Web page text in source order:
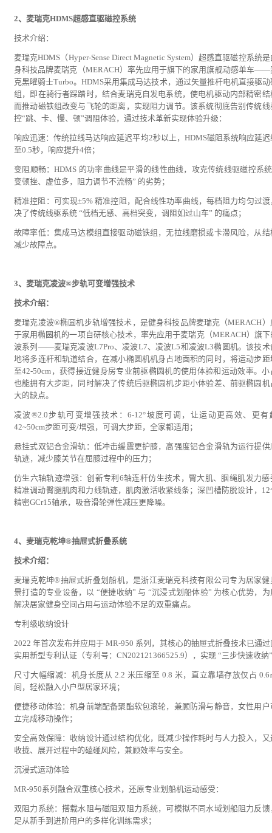
2、麦瑞克HDMS超感直驱磁控系统
技术介绍：
麦瑞克HDMS（Hyper-Sense Direct Magnetic System）超感直驱磁控系统
身科技品牌麦瑞克（MERACH）率先应用于旗下的家用旗舰动感单车——
克黑曜骑士Turbo。HDMS采用集成马达技术，通过矢量推杆电机直接驱动
组，即在骑行者踩踏时，结合麦瑞克自发电系统，使电机驱动内部精密结
而推动磁铁组改变与飞轮的距离，实现阻力调节。该系统彻底告别传统线
控“跳、卡、慢、顿”调阻体验，通过技术革新实现体验升级：
响应迅速：传统拉线马达响应延迟平均2秒以上，HDMS磁阻系统响应延迟
至0.5秒，响应提升4倍；
变阻顺畅：HDMS 的功率曲线是平滑的线性曲线，攻克传统线驱磁控系
变顿挫、虚位多，阻力调节不流畅” 的劣势；
精准控阻：可实现±5% 精准控阻，配合线性功率曲线，每档阻力均匀过渡
决了传统线驱系统 “低档无感、高档突变，调阻如过山车” 的痛点；
故障率低：集成马达模组直接驱动磁铁组，无拉线磨损或卡滞风险，从结
减少故障点。
3、麦瑞克凌波®步轨可变增强技术
技术介绍：
麦瑞克凌波®椭圆机步轨增强技术，是健身科技品牌麦瑞克（MERACH）
于家用椭圆机的一项自研核心技术，率先应用于麦瑞克（MERACH）旗下
波系列——麦瑞克凌波L7Pro、凌波L7、凌波L5和凌波L3椭圆机。该技术
地将多连杆和轨道结合，在减小椭圆机机身占地面积的同时，将运动步距
至42-50cm，获得接近健身房专业前驱椭圆机的使用体验和运动效率。小
也能拥有大步距，同时解决了传统后驱椭圆机步距小体验差、前驱椭圆机
大的缺点。
凌波®2.0步轨可变增强技术：6-12°坡度可调，让运动更高效、更有
42~50cm步距可变/增强，可调大步距，全家都适用；
悬挂式双铝合金滑轨：低冲击缓震更护膝，高强度铝合金滑轨为运行提供
轨迹，减少膝关节在屈膝过程中的压力；
仿生六轴轨迹增强：创新专利6轴连杆仿生技术，臀大肌、腘绳肌发力感
精准调动臀腿肌肉和力线轨迹，肌肉激活收紧线条；深凹槽防脱设计，12
精密GCr15轴承，吸音滑轮弹性减压更降噪。
4、麦瑞克乾坤®抽屉式折叠系统
技术介绍：
麦瑞克乾坤®抽屉式折叠划船机，是浙江麦瑞克科技有限公司专为居家健
景打造的专业设备，以 “便捷收纳” 与 “沉浸式划船体验” 为核心优势，为
解决居家健身空间占用与运动体验不足的双重痛点。
专利级收纳设计
2022 年首次发布并应用于 MR-950 系列，其核心的抽屉式折叠技术已通过
实用新型专利认证（专利号：CN202121366525.9），实现 “三步快速收纳
尺寸大幅缩减：机身长度从 2.2 米压缩至 0.8 米，直立靠墙存放仅占 0.6
间，轻松融入小户型居家环境；
便捷移动体验：机身前端配备聚酯软包滚轮，兼顾防滑与静音，女性用户
立完成移动操作；
安全高效保障：收纳设计通过结构优化，既减少操作耗时与人力投入，又
收拢、展开过程中的磕碰风险，兼顾效率与安全。
沉浸式运动体验
MR-950系列融合双重核心技术，还原专业划船机运动感受：
双阻力系统：搭载水阻与磁阻双阻力系统，可模拟不同水域划船阻力反馈
足从新手到进阶用户的多样化训练需求；